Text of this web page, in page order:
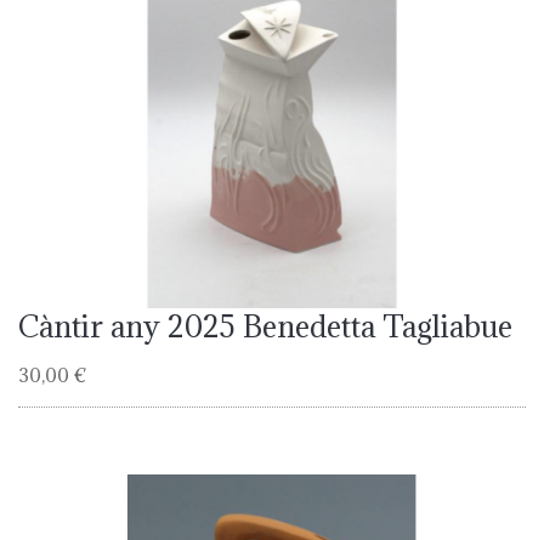
Càntir any 2025 Benedetta Tagliabue
30,00 €